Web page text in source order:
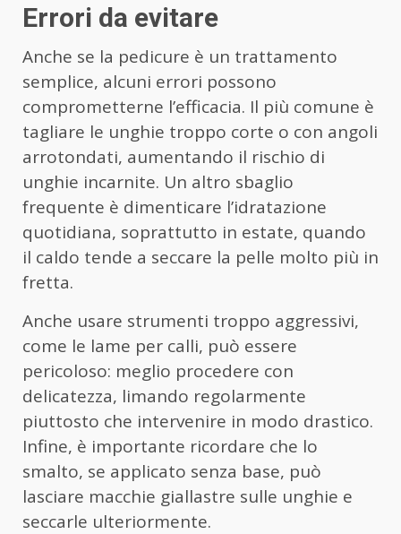
Errori da evitare
Anche se la pedicure è un trattamento
semplice, alcuni errori possono
comprometterne l’efficacia. Il più comune è
tagliare le unghie troppo corte o con angoli
arrotondati, aumentando il rischio di
unghie incarnite. Un altro sbaglio
frequente è dimenticare l’idratazione
quotidiana, soprattutto in estate, quando
il caldo tende a seccare la pelle molto più in
fretta.
Anche usare strumenti troppo aggressivi,
come le lame per calli, può essere
pericoloso: meglio procedere con
delicatezza, limando regolarmente
piuttosto che intervenire in modo drastico.
Infine, è importante ricordare che lo
smalto, se applicato senza base, può
lasciare macchie giallastre sulle unghie e
seccarle ulteriormente.